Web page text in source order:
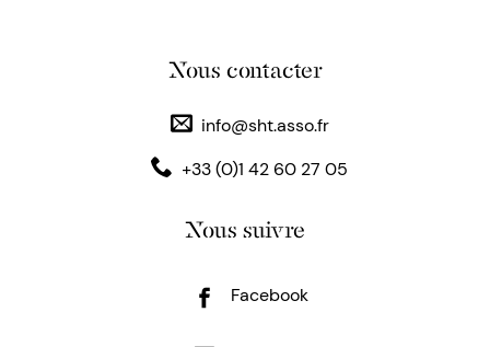
Nous contacter
info@sht.asso.fr
+33 (0)1 42 60 27 05
Nous suivre
Facebook